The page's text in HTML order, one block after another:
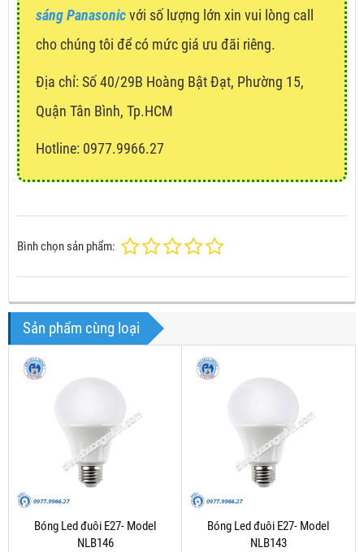
sáng Panasonicvới số lượng lớn xin vui lòng call
cho chúng tôi để có mức giá ưu đãi riêng.
Địa chỉ: Số 40/29B Hoàng Bật Đạt, Phường 15,
Quận Tân Bình, Tp.HCM
Hotline: 0977.9966.27
Bình chọn sản phẩm:
Sản phẩm cùng loại
Bóng Led đuôi E27- Model
NLB146
Bóng Led đuôi E27- Model
NLB143